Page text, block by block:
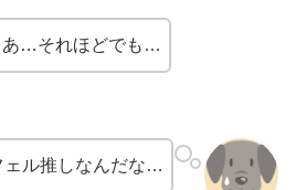
…それほどでも…
ェル推しなんだな…